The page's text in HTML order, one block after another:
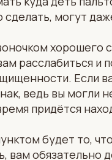
могут
хорошего
расслабиться и
Если
ведь вы могли
придётся
будет то,
вам обязательно